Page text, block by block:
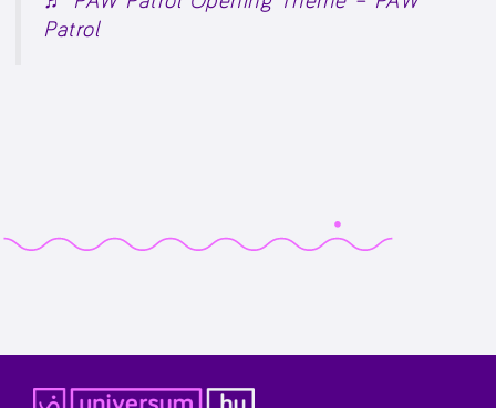
Patrol